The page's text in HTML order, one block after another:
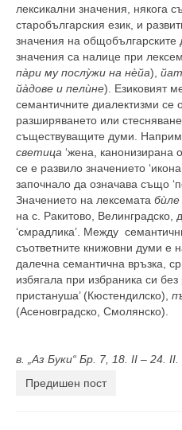
лексикални значения, някога
старобългарския език, и
значения на общобългарските
значения са налице при
пàри му послỳжи на нèйа), йат
йàдове и пелùне). Езиковият
семантичните диалектизми се
разширяването или
съществуващите думи.
светица ‘жена, канонизирана
се е развило значението
започнало да означава също
Значението на лексемата бùле
на с. Ракитово, Велинградско,
‘смрадлика’. Между
съответните книжовни думи е
далечна семантична връзка,
избягала при избраника си
пристануша’ (Кюстендилско),
(Асеновградско, Смолянско).
в. „Аз Буки“ Бр. 7, 18. II – 24.
Предишен пост